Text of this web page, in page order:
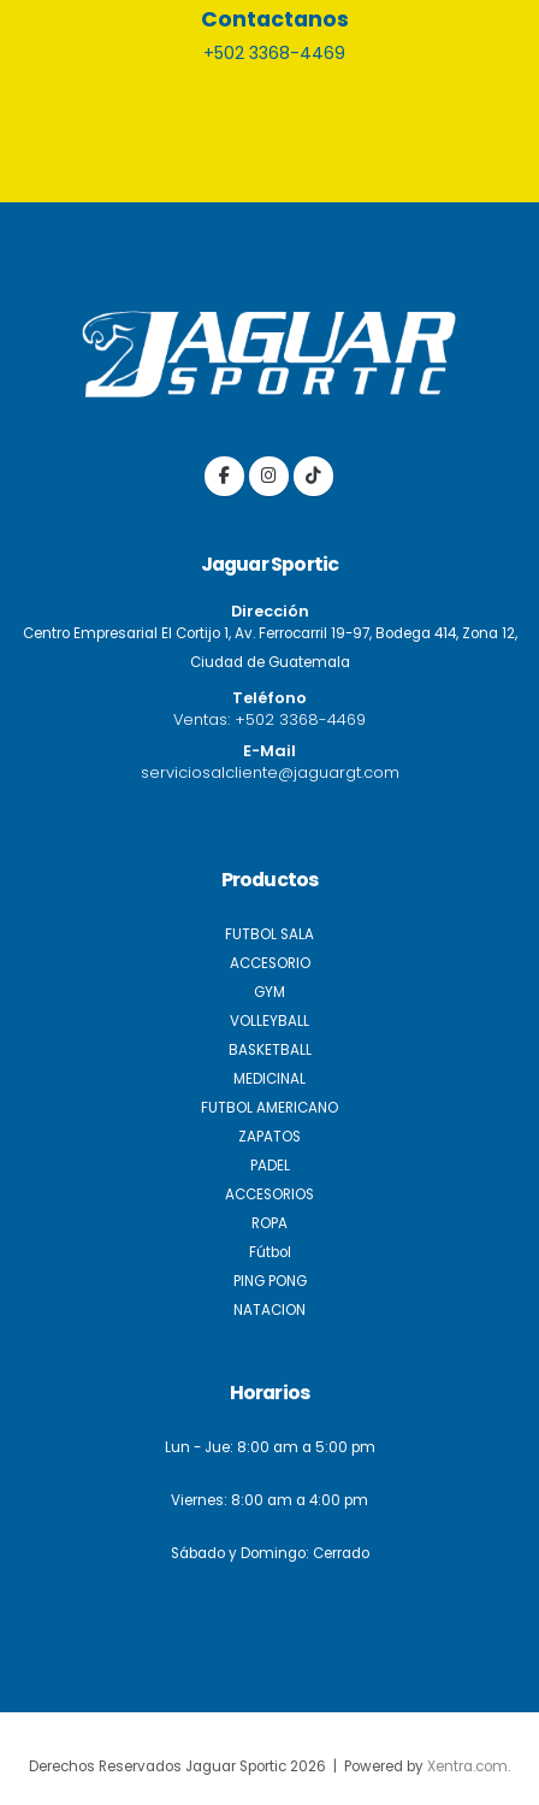
Contactanos
+502 3368-4469
Jaguar Sportic
Dirección
Centro Empresarial El Cortijo 1, Av. Ferrocarril 19-97, Bodega 414, Zona 12,
Ciudad de Guatemala
Teléfono
Ventas: +502 3368-4469
E-Mail
serviciosalcliente@jaguargt.com
Productos
FUTBOL SALA
ACCESORIO
GYM
VOLLEYBALL
BASKETBALL
MEDICINAL
FUTBOL AMERICANO
ZAPATOS
PADEL
ACCESORIOS
ROPA
Fútbol
PING PONG
NATACION
Horarios
Lun - Jue: 8:00 am a 5:00 pm
Viernes: 8:00 am a 4:00 pm
Sábado y Domingo: Cerrado
Derechos Reservados Jaguar Sportic 2026 | Powered byXentra.com.